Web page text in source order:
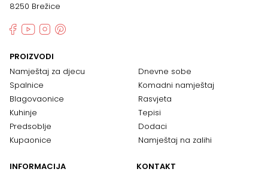
8250 Brežice
PROIZVODI
Namještaj za djecu
Spalnice
Blagovaonice
Kuhinje
Predsoblje
Kupaonice
Dnevne sobe
Komadni namještaj
Rasvjeta
Tepisi
Dodaci
Namještaj na zalihi
INFORMACIJA
KONTAKT